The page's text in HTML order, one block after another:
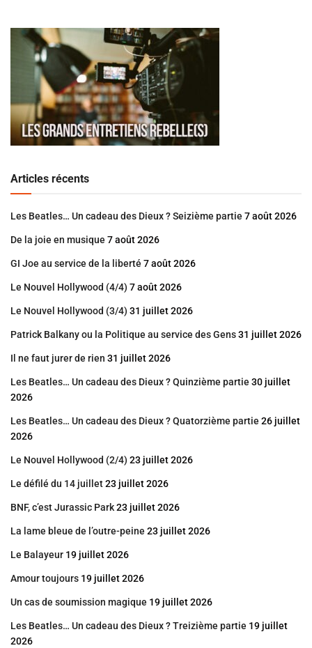
Articles récents
Les Beatles… Un cadeau des Dieux ? Seizième partie 7 août 2026
De la joie en musique 7 août 2026
GI Joe au service de la liberté 7 août 2026
Le Nouvel Hollywood (4/4) 7 août 2026
Le Nouvel Hollywood (3/4) 31 juillet 2026
Patrick Balkany ou la Politique au service des Gens31 juillet 2026
Il ne faut jurer de rien 31 juillet 2026
Les Beatles… Un cadeau des Dieux ? Quinzième partie 30 juillet
2026
Les Beatles… Un cadeau des Dieux ? Quatorzième partie 26 juillet
2026
Le Nouvel Hollywood (2/4) 23 juillet 2026
Le défilé du 14 juillet23 juillet 2026
BNF, c’est Jurassic Park23 juillet 2026
La lame bleue de l’outre-peine 23 juillet 2026
Le Balayeur 19 juillet 2026
Amour toujours 19 juillet 2026
Un cas de soumission magique 19 juillet 2026
Les Beatles… Un cadeau des Dieux ? Treizième partie 19 juillet
2026